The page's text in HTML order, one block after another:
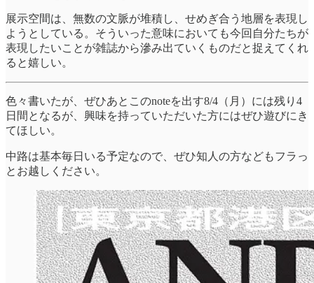
展示空間は、無数の文脈が堆積し、せめぎ合う地層を表現し
ようとしている。そういった意味においても今回自分たちが
表現したいことが雑誌から滲み出ていくものだと捉えてくれ
ると嬉しい。
色々書いたが、ぜひあとこのnoteを出す8/4（月）には残り4
日間となるが、興味を持っていただいた方にはぜひ遊びにき
てほしい。
中路は基本毎日いる予定なので、ぜひ知人の方などもフラっ
とお越しください。